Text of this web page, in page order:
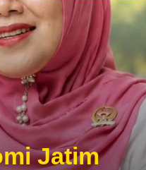
Jatim